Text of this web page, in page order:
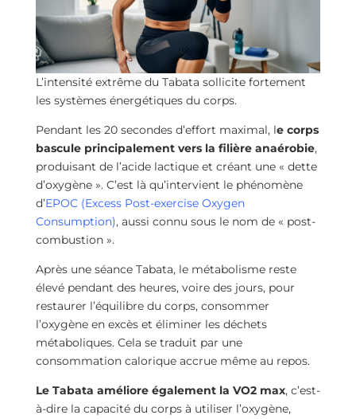
L’intensité extrême du Tabata sollicite fortement
les systèmes énergétiques du corps.
Pendant les 20 secondes d’effort maximal, le corps
bascule principalement vers la filière anaérobie,
produisant de l’acide lactique et créant une « dette
d’oxygène ». C’est là qu’intervient le phénomène
d’EPOC (Excess Post-exercise Oxygen
Consumption), aussi connu sous le nom de « post-
combustion ».
Après une séance Tabata, le métabolisme reste
élevé pendant des heures, voire des jours, pour
restaurer l’équilibre du corps, consommer
l’oxygène en excès et éliminer les déchets
métaboliques. Cela se traduit par une
consommation calorique accrue même au repos.
Le Tabata améliore également la VO2 max, c’est-
à-dire la capacité du corps à utiliser l’oxygène,